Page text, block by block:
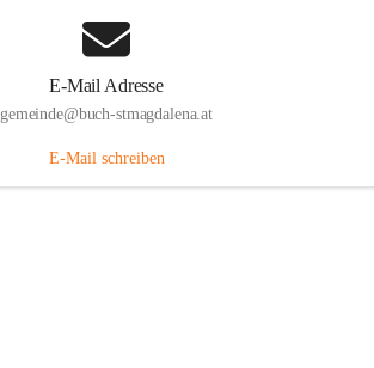
E-Mail Adresse
gemeinde@buch-stmagdalena.at
E-Mail schreiben